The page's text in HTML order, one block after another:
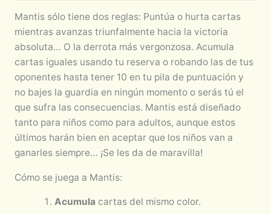
Mantis sólo tiene dos reglas: Puntúa o hurta cartas
mientras avanzas triunfalmente hacia la victoria
absoluta… O la derrota más vergonzosa. Acumula
cartas iguales usando tu reserva o robando las de tus
oponentes hasta tener 10 en tu pila de puntuación y
no bajes la guardia en ningún momento o serás tú el
que sufra las consecuencias. Mantis está diseñado
tanto para niños como para adultos, aunque estos
últimos harán bien en aceptar que los niños van a
ganarles siempre… ¡Se les da de maravilla!
Cómo se juega a Mantis:
Acumula cartas del mismo color.